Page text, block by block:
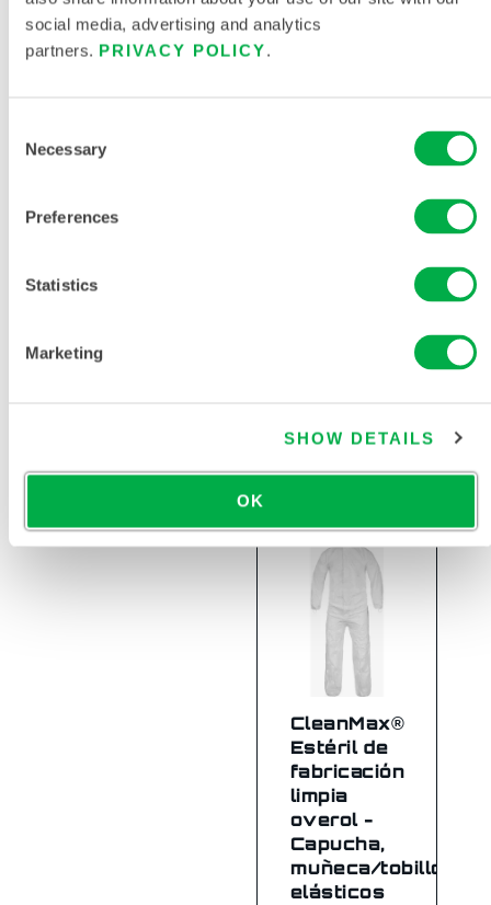
social media, advertising and analytics
partners. PRIVACY POLICY.
Selection
Necessary
Preferences
Statistics
Marketing
SHOW DETAILS
OK
CTL414CM
incorporadas
CleanMax®
Estéril de
fabricación
limpia
overol -
Capucha,
muñeca/tobillo
elásticos